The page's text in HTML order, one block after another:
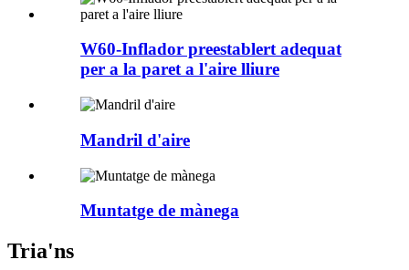
W60-Inflador preestablert adequat
per a la paret a l'aire lliure
Mandril d'aire
Muntatge de mànega
Tria'ns